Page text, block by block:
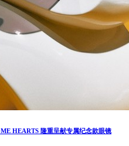
HEARTS 隆重呈献专属纪念款眼镜